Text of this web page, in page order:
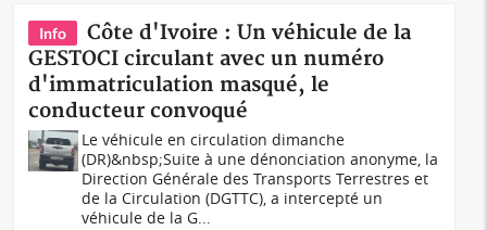
Info
Côte d'Ivoire : Un véhicule de la
GESTOCI circulant avec un numéro
d'immatriculation masqué, le
conducteur convoqué
Le véhicule en circulation dimanche
(DR)&nbsp;Suite à une dénonciation anonyme, la
Direction Générale des Transports Terrestres et
de la Circulation (DGTTC), a intercepté un
véhicule de la G...